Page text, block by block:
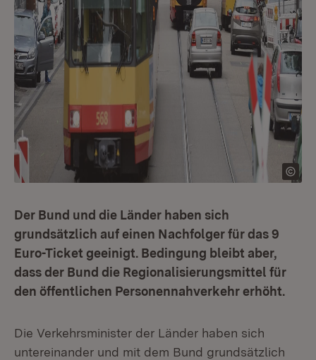
Der Bund und die Länder haben sich
grundsätzlich auf einen Nachfolger für das 9
Euro-Ticket geeinigt. Bedingung bleibt aber,
dass der Bund die Regionalisierungsmittel für
den öffentlichen Personennahverkehr erhöht.
Die Verkehrsminister der Länder haben sich
untereinander und mit dem Bund grundsätzlich